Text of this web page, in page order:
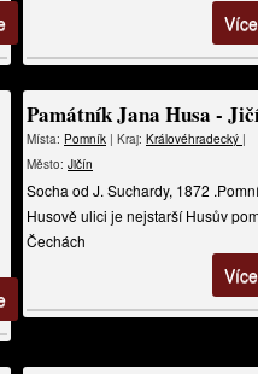
Památník Jana Husa -
Místa: Pomník | Kraj: Královéhradecký |
Město: Jičín
Socha od J. Suchardy, 1872
Husově ulici je nejstarší Husův
Čechách